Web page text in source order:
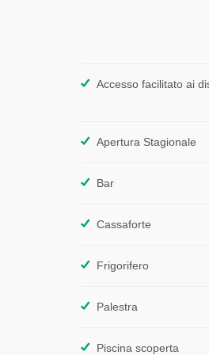
Accesso facilitato ai
Apertura Stagionale
Bar
Cassaforte
Frigorifero
Palestra
Piscina scoperta